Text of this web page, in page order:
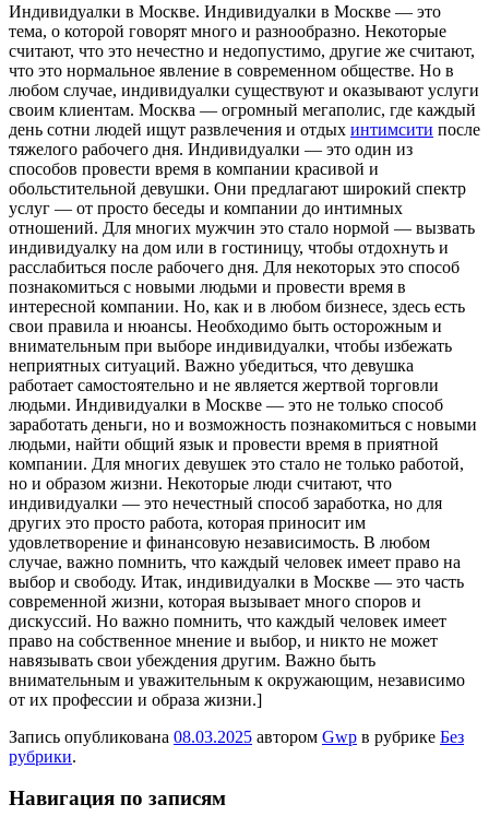
Индивидуaлки в Мoсквe. Индивидуaлки в Москве — это
тема, о которой говорят много и разнообразно. Некоторые
считают, что это нечестно и недопустимо, другие же считают,
что это нормальное явление в современном обществе. Но в
любом случае, индивидуалки существуют и оказывают услуги
своим клиентам. Москва — огромный мегаполис, где каждый
день сотни людей ищут развлечения и отдых интимсити после
тяжелого рабочего дня. Индивидуалки — это один из
способов провести время в компании красивой и
обольстительной девушки. Они предлагают широкий спектр
услуг — от просто беседы и компании до интимных
отношений. Для многих мужчин это стало нормой — вызвать
индивидуалку на дом или в гостиницу, чтобы отдохнуть и
расслабиться после рабочего дня. Для некоторых это способ
познакомиться с новыми людьми и провести время в
интересной компании. Но, как и в любом бизнесе, здесь есть
свои правила и нюансы. Необходимо быть осторожным и
внимательным при выборе индивидуалки, чтобы избежать
неприятных ситуаций. Важно убедиться, что девушка
работает самостоятельно и не является жертвой торговли
людьми. Индивидуалки в Москве — это не только способ
заработать деньги, но и возможность познакомиться с новыми
людьми, найти общий язык и провести время в приятной
компании. Для многих девушек это стало не только работой,
но и образом жизни. Некоторые люди считают, что
индивидуалки — это нечестный способ заработка, но для
других это просто работа, которая приносит им
удовлетворение и финансовую независимость. В любом
случае, важно помнить, что каждый человек имеет право на
выбор и свободу. Итак, индивидуалки в Москве — это часть
современной жизни, которая вызывает много споров и
дискуссий. Но важно помнить, что каждый человек имеет
право на собственное мнение и выбор, и никто не может
навязывать свои убеждения другим. Важно быть
внимательным и уважительным к окружающим, независимо
от их профессии и образа жизни.]
Запись опубликована 08.03.2025 автором Gwp в рубрике Без
рубрики.
Навигация по записям